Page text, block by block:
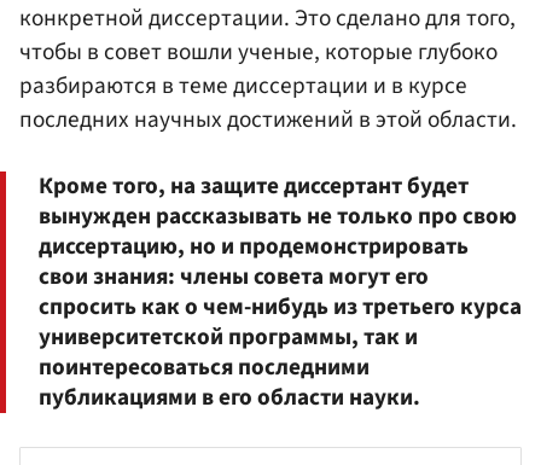
конкретной диссертации. Это сделано для того,
чтобы в совет вошли ученые, которые глубоко
разбираются в теме диссертации и в курсе
последних научных достижений в этой области.
Кроме того, на защите диссертант будет
вынужден рассказывать не только про свою
диссертацию, но и продемонстрировать
свои знания: члены совета могут его
спросить как о чем-нибудь из третьего курса
университетской программы, так и
поинтересоваться последними
публикациями в его области науки.